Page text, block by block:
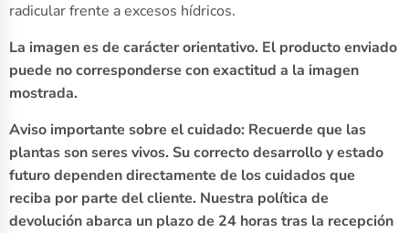
radicular frente a excesos hídricos.
La imagen es de carácter orientativo. El producto enviado
puede no corresponderse con exactitud a la imagen
mostrada.
Aviso importante sobre el cuidado: Recuerde que las
plantas son seres vivos. Su correcto desarrollo y estado
futuro dependen directamente de los cuidados que
reciba por parte del cliente. Nuestra política de
devolución abarca un plazo de 24 horas tras la recepción